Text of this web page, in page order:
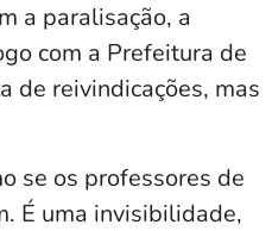
a paralisação, a
com a Prefeitura de
de reivindicações, mas
se os professores de
É uma invisibilidade,